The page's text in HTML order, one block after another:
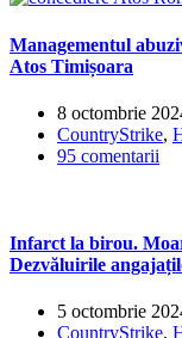
Managementul
Atos Timișoara
8 octombrie
CountryStrike,
95 comentarii
Infarct la birou.
Dezvăluirile
5 octombrie
CountryStrike,